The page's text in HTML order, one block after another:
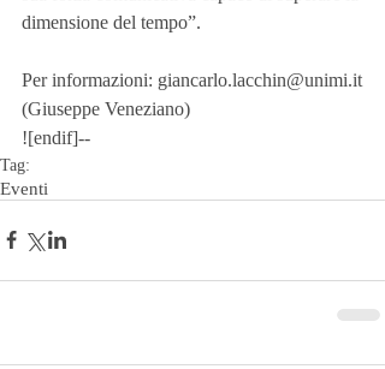
dimensione del tempo”.
Per informazioni: giancarlo.lacchin@unimi.it
(Giuseppe Veneziano)
![endif]--
Tag:
Eventi